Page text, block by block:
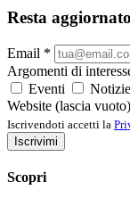
Resta
Email *
Argomenti di
Eventi
Notizie
Website (lascia vuoto)
Iscrivendoti accetti la
Iscrivimi
Scopri